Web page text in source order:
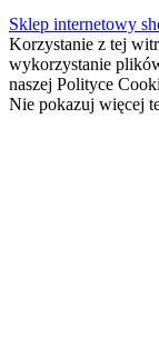
Sklep internetowy
Korzystanie z tej
wykorzystanie
naszej Polityce
Nie pokazuj więcej